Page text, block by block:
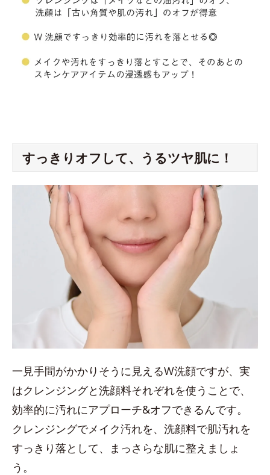
すっきりオフして、うるツヤ肌に！
一見手間がかかりそうに見えるW洗顔ですが、実
はクレンジングと洗顔料それぞれを使うことで、
効率的に汚れにアプローチ&オフできるんです。
クレンジングでメイク汚れを、洗顔料で肌汚れを
すっきり落として、まっさらな肌に整えましょ
う。